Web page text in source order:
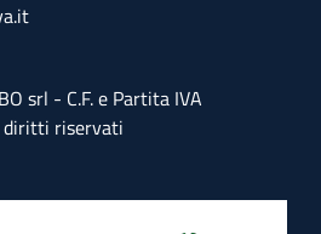
srl - C.F. e Partita IVA
riservati